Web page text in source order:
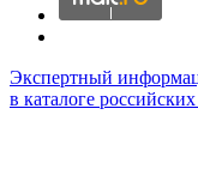
Экспертный
в каталоге